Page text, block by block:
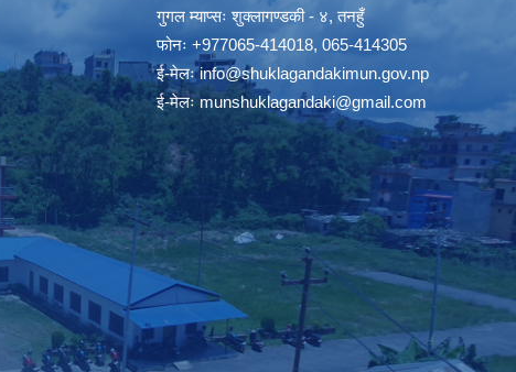
गुगल म्याप्सःशुक्लागण्डकी - ४, तनहुँ
फोनः +977065-414018, 065-414305
ई-मेलःinfo@shuklagandakimun.gov.np
ई-मेलःmunshuklagandaki@gmail.com